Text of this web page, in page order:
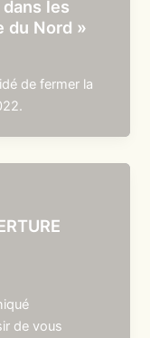
les
du Nord »
de fermer la
de vous